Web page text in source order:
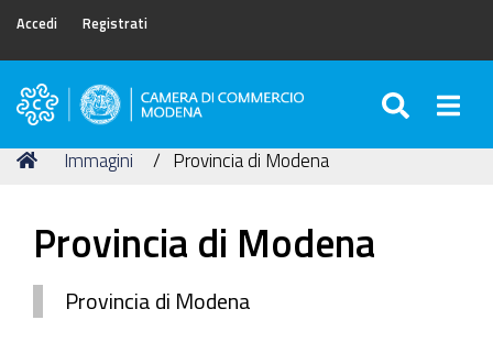
Accedi Registrati
Camera
Commercio
Tu
Home
Immagini Provincia di Modena
Provincia di Modena
Provincia di Modena